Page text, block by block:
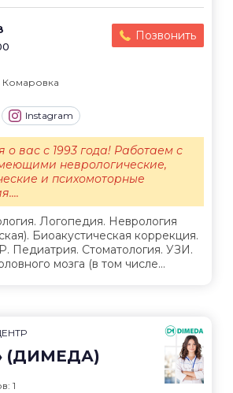
Позвонить
Комаровка
Instagram
Логопедия. Неврология
Биоакустическая коррекция.
Педиатрия. Стоматология. УЗИ.
мозга (в том числе...
о вас с 1993 года! Работаем с
неврологические,
и психомоторные
(ДИМЕДА)
1